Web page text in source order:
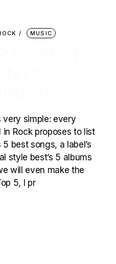
MUSIC
simple: every
Rock proposes to list
5 best songs, a label’s
style best’s 5 albums
will even make the
5, I pr